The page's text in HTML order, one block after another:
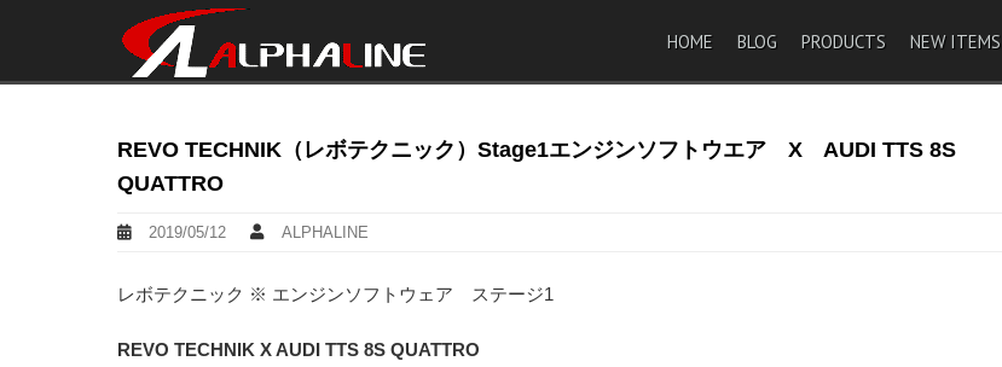
HOME BLOG PRODUCTS NEW ITEMS
REVO TECHNIK（レボテクニック）Stage1エンジンソフトウエア X AUDI TTS 8S
QUATTRO
2019/05/12 ALPHALINE
レボテクニック ※ エンジンソフトウェア ステージ1
REVO TECHNIK X AUDI TTS 8S QUATTRO